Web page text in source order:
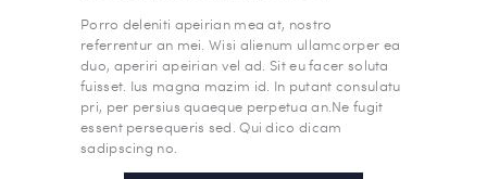
Porro deleniti apeirian mea at, nostro
referrentur an mei. Wisi alienum ullamcorper ea
duo, aperiri apeirian vel ad. Sit eu facer soluta
fuisset. Ius magna mazim id. In putant consulatu
pri, per persius quaeque perpetua an.Ne fugit
essent persequeris sed. Qui dico dicam
sadipscing no.